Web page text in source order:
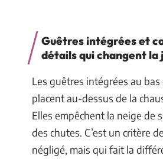
Guêtres intégrées et
détails qui changent la
Les guêtres intégrées au
placent au-dessus de la
Elles empêchent la neige de
des chutes. C’est un critère
négligé, mais qui fait la